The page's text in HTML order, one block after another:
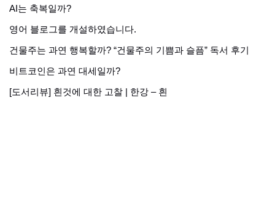
AI는 축복일까?
영어 블로그를 개설하였습니다.
건물주는 과연 행복할까? “건물주의 기쁨과 슬픔” 독서 후기
비트코인은 과연 대세일까?
[도서리뷰] 흰것에 대한 고찰 | 한강 – 흰